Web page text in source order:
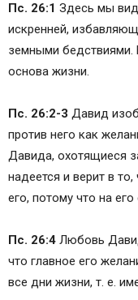
Пс. 26:1 Здесь мы
искренней,
земными бедствиями.
основа жизни.
Пс. 26:2-3 Давид
против него как
Давида, охотящиеся
надеется и верит в
его, потому что на
Пс. 26:4 Любовь
что главное его
все дни жизни, т. е.